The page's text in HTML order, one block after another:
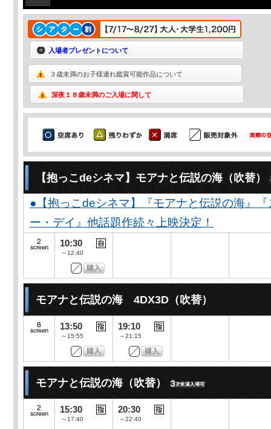
入場者プレゼントについて
３歳未満のお子様連れ鑑賞可能作品について
深夜１８歳未満のご入場に関して
【抱っこdeシネマ】モアナと伝説の海（吹替）
●【抱っこdeシネマ】『モアナと伝説の海』
ー・デイ』他話題作続々上映決定！
10:30
～12:40
モアナと伝説の海 4DX3D（吹替）
13:50
～15:55
19:10
～21:15
モアナと伝説の海（吹替）
15:30
～17:40
20:30
～22:40